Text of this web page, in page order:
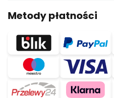
Metody płatności